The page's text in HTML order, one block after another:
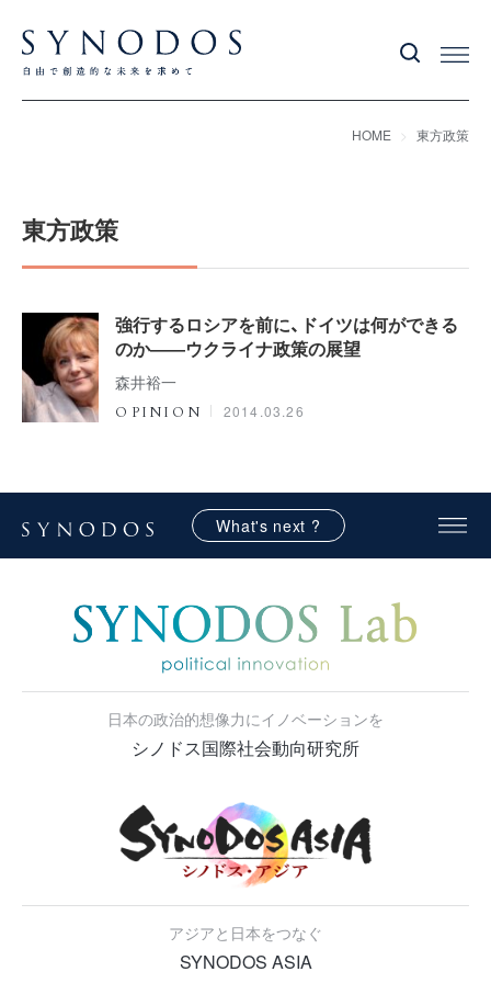
HOME 東方政策
東方政策
強行するロシアを前に、ドイツは何ができる
のか――ウクライナ政策の展望
森井裕一
OPINION 2014.03.26
What's next ?
日本の政治的想像力にイノベーションを
シノドス国際社会動向研究所
アジアと日本をつなぐ
SYNODOS ASIA